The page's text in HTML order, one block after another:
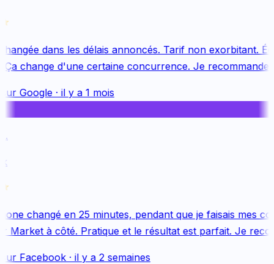
dans les délais annoncés. Tarif non exorbitant.
change d'une certaine concurrence. Je recommande
Google· il y a 1 mois
changé en 25 minutes, pendant que je faisais mes
à côté. Pratique et le résultat est parfait. Je
Facebook· il y a 2 semaines